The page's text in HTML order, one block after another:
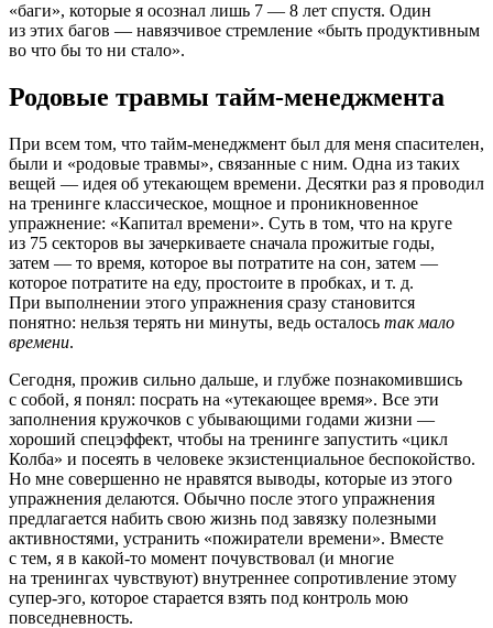
«баги», которые я осознал лишь 7 — 8 лет спустя. Один
из этих багов — навязчивое стремление «быть продуктивным
во что бы то ни стало».
Родовые травмы тайм-менеджмента
При всем том, что тайм-менеджмент был для меня спасителен,
были и «родовые травмы», связанные с ним. Одна из таких
вещей — идея об утекающем времени. Десятки раз я проводил
на тренинге классическое, мощное и проникновенное
упражнение: «Капитал времени». Суть в том, что на круге
из 75 секторов вы зачеркиваете сначала прожитые годы,
затем — то время, которое вы потратите на сон, затем —
которое потратите на еду, простоите в пробках, и т. д.
При выполнении этого упражнения сразу становится
понятно: нельзя терять ни минуты, ведь осталось так мало
времени.
Сегодня, прожив сильно дальше, и глубже познакомившись
с собой, я понял: посрать на «утекающее время». Все эти
заполнения кружочков с убывающими годами жизни —
хороший спецэффект, чтобы на тренинге запустить «цикл
Колба» и посеять в человеке экзистенциальное беспокойство.
Но мне совершенно не нравятся выводы, которые из этого
упражнения делаются. Обычно после этого упражнения
предлагается набить свою жизнь под завязку полезными
активностями, устранить «пожиратели времени». Вместе
с тем, я в какой-то момент почувствовал (и многие
на тренингах чувствуют) внутреннее сопротивление этому
супер-эго, которое старается взять под контроль мою
повседневность.